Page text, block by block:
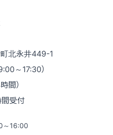
北永井449-1
～17:30）
間）
受付
～16:00